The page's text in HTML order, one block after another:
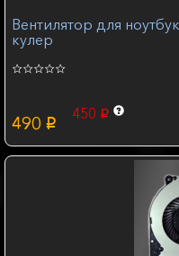
Вентилятор для
кулер
490 p
450 p